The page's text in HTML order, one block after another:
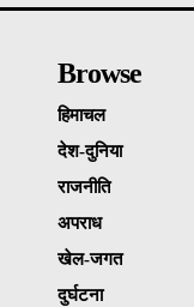
Browse
हिमाचल
देश-दुनिया
राजनीति
अपराध
खेल-जगत
दुर्घटना